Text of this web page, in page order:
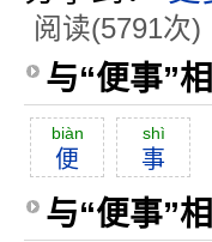
阅读(5791次)
与“便事”
biàn
便
shì
事
与“便事”